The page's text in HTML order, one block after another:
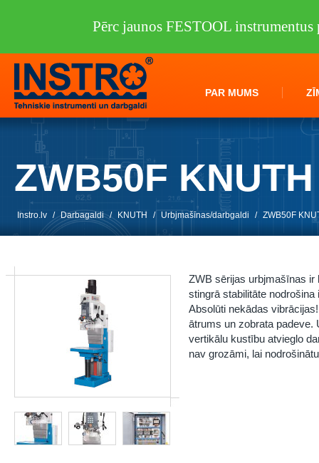
PAR MUMS
ZWB50F KNUTH
Instro.lv / Darbagaldi / KNUTH / Urbjmašīnas/darbgaldi / ZWB50F
ZWB sērijas urbjmašīnas ir
stingrā stabilitāte
Absolūti nekādas
ātrums un zobrata padeve.
vertikālu kustību atvieglo
nav grozāmi, lai
Pērc jaunos FESTOOL